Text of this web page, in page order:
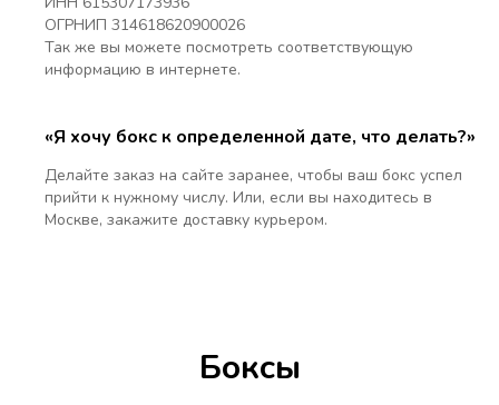
ОГРНИП 314618620900026
Так же вы можете посмотреть соответствующую
информацию в интернете.
«Я хочу бокс к определенной дате, что делать?»
Делайте заказ на сайте заранее, чтобы ваш бокс успел
прийти к нужному числу. Или, если вы находитесь в
Москве, закажите доставку курьером.
Боксы